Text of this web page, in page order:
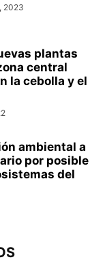
2023
plantas
central
la cebolla y el
ambiental a
por posible
del